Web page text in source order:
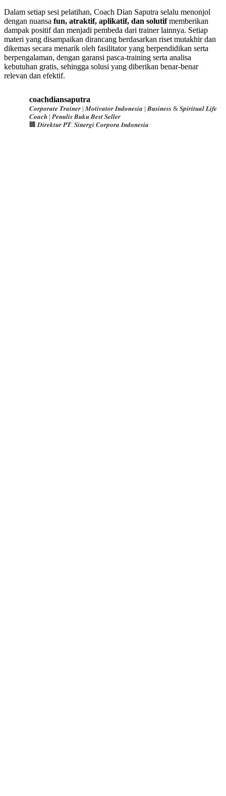
Dalam setiap sesi pelatihan, Coach Dian Saputra selalu menonjol
dengan nuansa fun, atraktif, aplikatif, dan solutifmemberikan
dampak positif dan menjadi pembeda dari trainer lainnya. Setiap
materi yang disampaikan dirancang berdasarkan riset mutakhir dan
dikemas secara menarik oleh fasilitator yang berpendidikan serta
berpengalaman, dengan garansi pasca-training serta analisa
kebutuhan gratis, sehingga solusi yang diberikan benar-benar
relevan dan efektif.
coachdiansaputra
𝑪𝒐𝒓𝒑𝒐𝒓𝒂𝒕𝒆 𝑻𝒓𝒂𝒊𝒏𝒆𝒓 | 𝑴𝒐𝒕𝒊𝒗𝒂𝒕𝒐𝒓 𝑰𝒏𝒅𝒐𝒏𝒆𝒔𝒊𝒂 | 𝑩𝒖𝒔𝒊𝒏𝒆𝒔𝒔 & 𝑺𝒑𝒊𝒓𝒊𝒕𝒖𝒂𝒍 𝑳𝒊𝒇𝒆
𝑪𝒐𝒂𝒄𝒉 | 𝑷𝒆𝒏𝒖𝒍𝒊𝒔 𝑩𝒖𝒌𝒖 𝑩𝒆𝒔𝒕 𝑺𝒆𝒍𝒍𝒆𝒓
🏢 𝑫𝒊𝒓𝒆𝒌𝒕𝒖𝒓 𝑷𝑻. 𝑺𝒊𝒏𝒆𝒓𝒈𝒊 𝑪𝒐𝒓𝒑𝒐𝒓𝒂 𝑰𝒏𝒅𝒐𝒏𝒆𝒔𝒊𝒂